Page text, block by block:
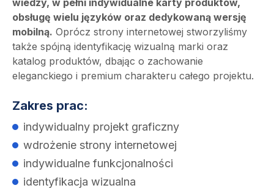
wiedzy, w pełni indywidualne karty produktów,
obsługę wielu języków oraz dedykowaną wersję
mobilną. Oprócz strony internetowej stworzyliśmy
także spójną identyfikację wizualną marki oraz
katalog produktów, dbając o zachowanie
eleganckiego i premium charakteru całego projektu.
Zakres prac:
indywidualny projekt graficzny
wdrożenie strony internetowej
indywidualne funkcjonalności
identyfikacja wizualna